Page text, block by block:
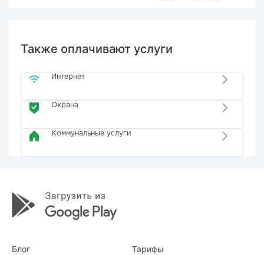
Также оплачивают услуги
Интернет
Охрана
Коммунальные услуги
Блог Тарифы